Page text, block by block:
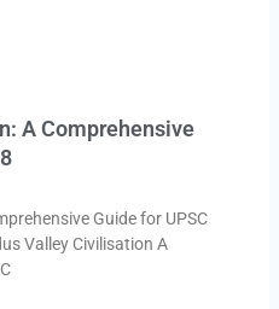
A Comprehensive
Guide for UPSC
Valley Civilisation A